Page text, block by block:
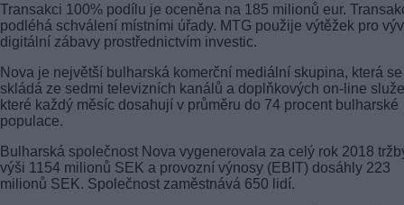
Transakci 100% podílu je oceněna na 185 milionů eur.
podléhá schválení místními úřady. MTG použije výtěžek pro
digitální zábavy prostřednictvím investic.
Nova je největší bulharská komerční mediální skupina, která se
skládá ze sedmi televizních kanálů a doplňkových on-line
které každý měsíc dosahují v průměru do 74 procent bulharské
populace.
Bulharská společnost Nova vygenerovala za celý rok 2018
výši 1154 milionů SEK a provozní výnosy (EBIT) dosáhly 223
milionů SEK. Společnost zaměstnává 650 lidí.